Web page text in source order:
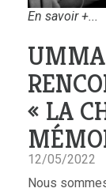
En savoir +...
« LA
12/05/2022
Nous